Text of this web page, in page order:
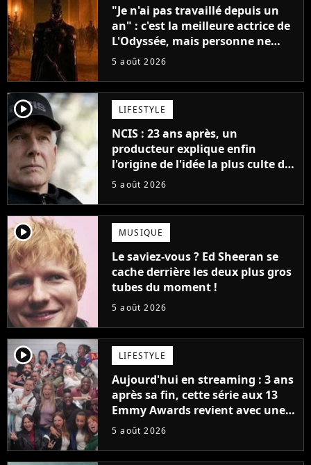
"Je n'ai pas travaillé depuis un
an" : c'est la meilleure actrice de
L'Odyssée, mais personne ne
veut lui donner de rôle au
5 août 2026
player2 LIFESTYLE
NCIS : 23 ans après, un
producteur explique enfin
l'origine de l'idée la plus culte de
la série (et on ne parle pas du
5 août 2026
player2 MUSIQUE
Le saviez-vous ? Ed Sheeran se
cache derrière les deux plus gros
tubes du moment !
5 août 2026
player2 LIFESTYLE
Aujourd'hui en streaming : 3 ans
après sa fin, cette série aux 13
Emmy Awards revient avec une
suite... totalement différente
5 août 2026